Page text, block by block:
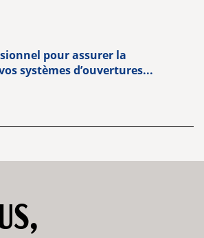
pour assurer la
systèmes d’ouvertures...